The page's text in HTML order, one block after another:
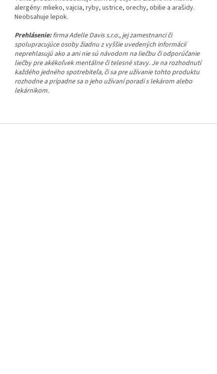
alergény: mlieko, vajcia, ryby, ustrice, orechy, obilie a arašidy.
Neobsahuje lepok.
Prehlásenie: firma Adelle Davis s.r.o., jej zamestnanci či
spolupracujúce osoby žiadnu z vyššie uvedených informácií
neprehlasujú ako a ani nie sú návodom na liečbu či odporúčanie
liečby pre akékoľvek mentálne či telesné stavy. Je na rozhodnutí
každého jedného spotrebiteľa, či sa pre užívanie tohto produktu
rozhodne a prípadne sa o jeho užívaní poradí s lekárom alebo
lekárnikom.